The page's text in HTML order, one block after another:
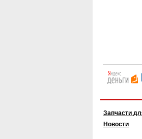
Запчасти
Новости